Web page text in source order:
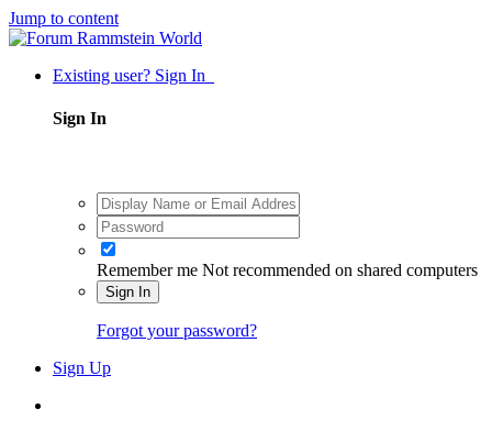
Jump to content
Existing user? Sign In
Sign In
Remember me Not recommended on shared computers
Sign In
Forgot your password?
Sign Up